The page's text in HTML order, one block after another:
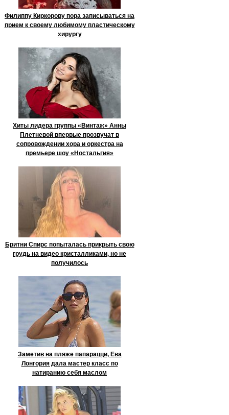
Филиппу Киркорову пора записываться на
прием к своему любимому пластическому
хирургу
Хиты лидера группы «Винтаж» Анны
Плетневой впервые прозвучат в
сопровождении хора и оркестра на
премьере шоу «Ностальгия»
Бритни Спирс попыталась прикрыть свою
грудь на видео кристалликами, но не
получилось
Заметив на пляже папарацци, Ева
Лонгория дала мастер класс по
натиранию себя маслом